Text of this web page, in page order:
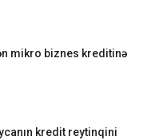
mikro biznes kreditinə
kredit reytinqini